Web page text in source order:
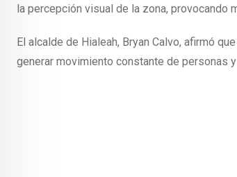
la percepción visual de la zona,
El alcalde de Hialeah, Bryan Calvo, afirmó
generar movimiento constante de personas